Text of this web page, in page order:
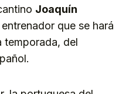
Joaquín
que se hará
temporada, del